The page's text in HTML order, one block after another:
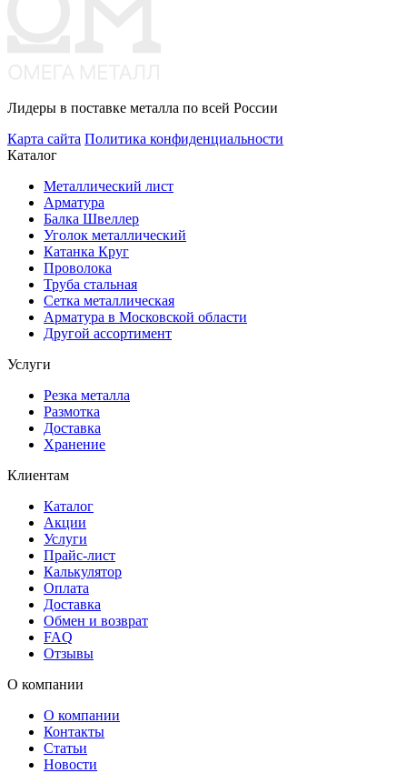
Лидеры в поставке металла по всей России
Карта сайта Политика конфиденциальности
Каталог
Металлический лист
Арматура
Балка Швеллер
Уголок металлический
Катанка Круг
Проволока
Труба стальная
Сетка металлическая
Арматура в Московской области
Другой ассортимент
Услуги
Резка металла
Размотка
Доставка
Хранение
Клиентам
Каталог
Акции
Услуги
Прайс-лист
Калькулятор
Оплата
Доставка
Обмен и возврат
FAQ
Отзывы
О компании
О компании
Контакты
Статьи
Новости